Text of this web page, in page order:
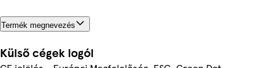
Termék megnevezés
Külső cégek logói